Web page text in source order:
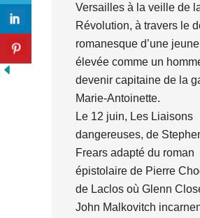
Versailles à la veille de
Révolution, à travers le
romanesque d’une
élevée comme un
devenir capitaine de la
Marie-Antoinette.
Le 12 juin, Les Liaisons
dangereuses, de
Frears adapté du roman
épistolaire de Pierre
de Laclos où Glenn
John Malkovitch